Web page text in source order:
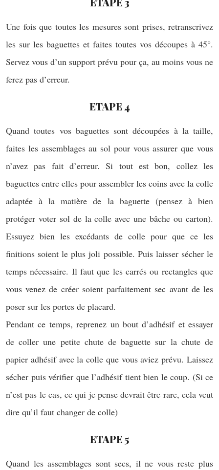
Une fois que toutes les mesures sont prises, retranscrivez
les sur les baguettes et faites toutes vos découpes à 45°.
Servez vous d’un support prévu pour ça, au moins vous ne
ferez pas d’erreur.
ETAPE 4
Quand toutes vos baguettes sont découpées à la taille,
faites les assemblages au sol pour vous assurer que vous
n’avez pas fait d’erreur. Si tout est bon, collez les
baguettes entre elles pour assembler les coins avec la colle
adaptée à la matière de la baguette (pensez à bien
protéger voter sol de la colle avec une bâche ou carton).
Essuyez bien les excédants de colle pour que ce les
finitions soient le plus joli possible. Puis laisser sécher le
temps nécessaire. Il faut que les carrés ou rectangles que
vous venez de créer soient parfaitement sec avant de les
poser sur les portes de placard.
Pendant ce temps, reprenez un bout d’adhésif et essayer
de coller une petite chute de baguette sur la chute de
papier adhésif avec la colle que vous aviez prévu. Laissez
sécher puis vérifier que l’adhésif tient bien le coup. (Si ce
n’est pas le cas, ce qui je pense devrait être rare, cela veut
dire qu’il faut changer de colle)
ETAPE 5
Quand les assemblages sont secs, il ne vous reste plus